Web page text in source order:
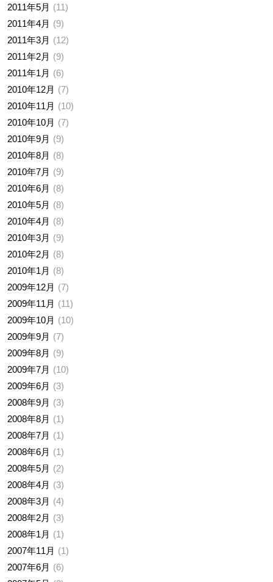
2011年5月
11
2011年4月
9
2011年3月
12
2011年2月
9
2011年1月
6
2010年12月
7
2010年11月
10
2010年10月
7
2010年9月
9
2010年8月
8
2010年7月
9
2010年6月
8
2010年5月
8
2010年4月
8
2010年3月
9
2010年2月
8
2010年1月
8
2009年12月
7
2009年11月
11
2009年10月
10
2009年9月
7
2009年8月
9
2009年7月
10
2009年6月
3
2008年9月
3
2008年8月
1
2008年7月
1
2008年6月
1
2008年5月
2
2008年4月
3
2008年3月
4
2008年2月
3
2008年1月
1
2007年11月
1
2007年6月
6